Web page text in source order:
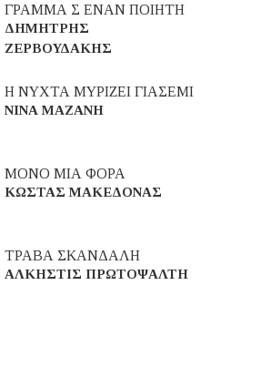
ΓΡΑΜΜΑ Σ ΕΝΑΝ ΠΟΙΗΤΗ
ΔΗΜΗΤΡΗΣ
ΖΕΡΒΟΥΔΑΚΗΣ
Η ΝΥΧΤΑ ΜΥΡΙΖΕΙ ΓΙΑΣΕΜΙ
ΝΙΝΑ ΜΑΖΑΝΗ
ΜΟΝΟ ΜΙΑ ΦΟΡΑ
ΚΩΣΤΑΣ ΜΑΚΕΔΟΝΑΣ
ΤΡΑΒΑ ΣΚΑΝΔΑΛΗ
ΑΛΚΗΣΤΙΣ ΠΡΩΤΟΨΑΛΤΗ